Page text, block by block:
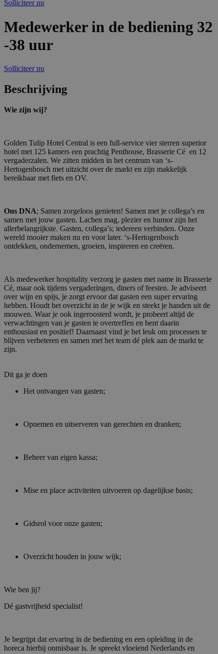
Solliciteer nu
Medewerker in de bediening 32
-38 uur
Solliciteer nu
Beschrijving
Wie zijn wij?
Golden Tulip Hotel Central is een full-service vier sterren superior
hotel met 125 kamers een prachtig Penthouse, Brasserie Cé en 12
vergaderzalen. We zitten midden in het centrum van ‘s-
Hertogenbosch met uitzicht over de markt en zijn makkelijk
bereikbaar met fiets en OV.
Ons DNA; Samen zorgeloos genieten! Samen met je collega’s en
samen met jouw gasten. Lachen mag, plezier en humor zijn het
allerbelangrijkste. Gasten, collega’s; iedereen verbinden. Onze
wereld mooier maken nu en voor later. ‘s-Hertogenbosch
ontdekken, ondernemen, groeien, inspireren en creëren.
Als medewerker hospitality verzorg je gasten met name in Brasserie
Cé, maar ook tijdens vergaderingen, diners of feesten. Je adviseert
over wijn en spijs, je zorgt ervoor dat gasten een super ervaring
hebben. Houdt het overzicht in de je wijk en steekt je handen uit de
mouwen. Waar je ook ingeroosterd wordt, je probeert altijd de
verwachtingen van je gasten te overtreffen en bent daarin
enthousiast en positief! Daarnaast vind je het leuk om processen te
blijven verbeteren en samen met het team dé plek aan de markt te
zijn.
Dit ga je doen
Het ontvangen van gasten;
Opnemen en uitserveren van gerechten en dranken;
Beheer van eigen kassa;
Mise en place activiteiten uitvoeren op dagelijkse basis;
Gidsrol voor onze gasten;
Overzicht houden in jouw wijk;
Wie ben jij?
Dé gastvrijheid specialist!
Je begrijpt dat ervaring in de bediening en een opleiding in de
horeca hierbij onmisbaar is. Je spreekt vloeiend Nederlands en